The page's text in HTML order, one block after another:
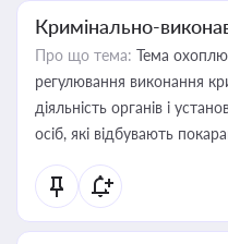
Кримінально-
Про що тема: Тема
регулювання виконання
діяльність органів і
осіб, які відбувають